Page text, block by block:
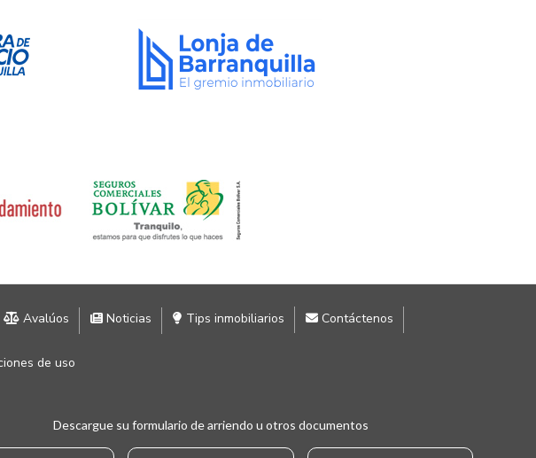
Avalúos Noticias Tips inmobiliarios Contáctenos
de uso
Descargue su formulario de arriendo u otros documentos